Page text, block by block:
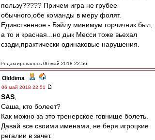
пользу????? Причем игра не грубее
обычного,обе команды в меру фолят.
Единственное - Бэйлу минимум горчичник был,
а то и красная...но дык Месси тоже вьехал
сзади,практически одинаковые нарушения.
Редактировалось 06 май 2018 22:56
Olddima -
06 май 2018 22:51
SAS
Саша, кто болеет?
Как можно за это тренерское говнище болеть.
Давай все своими именами, не беря игроцкие
регалии в зачет.